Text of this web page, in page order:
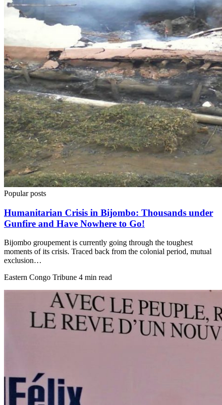
Popular posts
Humanitarian Crisis in Bijombo: Thousands under
Gunfire and Have Nowhere to Go!
Bijombo groupement is currently going through the toughest
moments of its crisis. Traced back from the colonial period, mutual
exclusion…
Eastern Congo Tribune 4 min read